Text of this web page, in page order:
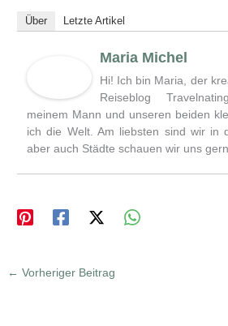
Über Letzte Artikel
Maria Michel
Hi! Ich bin Maria, der
Reiseblog
meinem Mann und unseren beiden
ich die Welt. Am liebsten sind wir in
aber auch Städte schauen wir uns
← Vorheriger Beitrag